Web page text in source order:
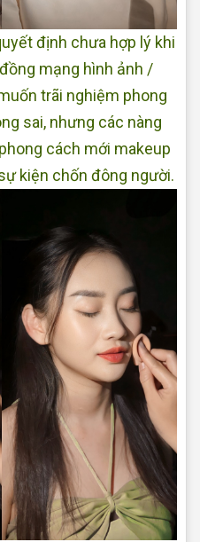
định chưa hợp lý khi
mạng hình ảnh /
trãi nghiệm phong
sai, nhưng các nàng
cách mới makeup
kiện chốn đông người.